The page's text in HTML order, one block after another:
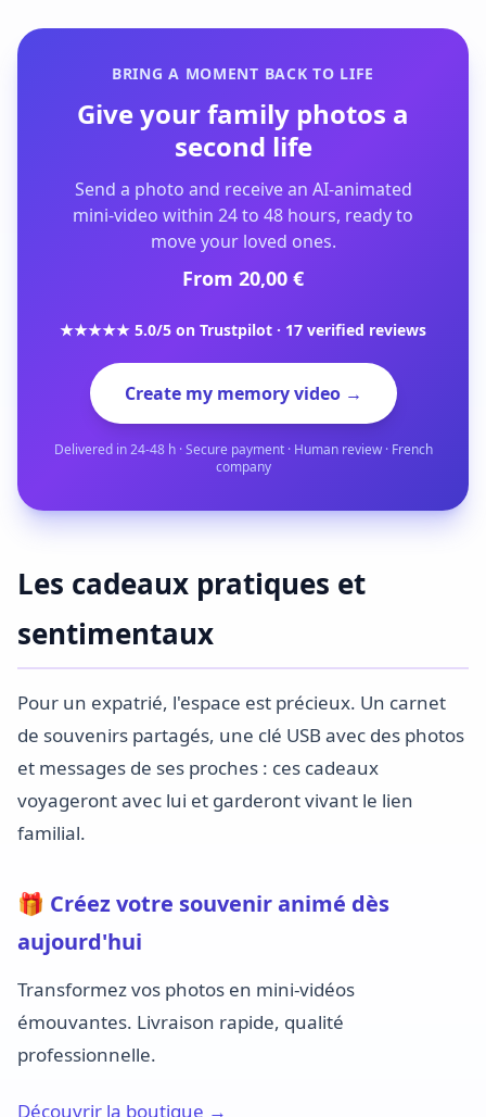
BRING A MOMENT BACK TO LIFE
Give your family photos a
second life
Send a photo and receive an AI-animated
mini-video within 24 to 48 hours, ready to
move your loved ones.
From 20,00 €
★★★★★ 5.0/5 on Trustpilot · 17 verified reviews
Create my memory video →
Delivered in 24-48 h · Secure payment · Human review · French
company
Les cadeaux pratiques et
sentimentaux
Pour un expatrié, l'espace est précieux. Un carnet
de souvenirs partagés, une clé USB avec des photos
et messages de ses proches : ces cadeaux
voyageront avec lui et garderont vivant le lien
familial.
🎁 Créez votre souvenir animé dès
aujourd'hui
Transformez vos photos en mini-vidéos
émouvantes. Livraison rapide, qualité
professionnelle.
Découvrir la boutique →